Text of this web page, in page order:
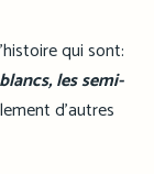
qui sont:
les semi-
d’autres